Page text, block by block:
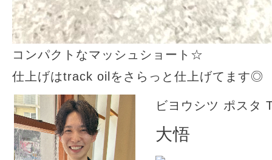
コンパクトなマッシュショート☆
仕上げはtrack oilをさらっと仕上げてます◎
ビヨウシツ ポスタ
大悟